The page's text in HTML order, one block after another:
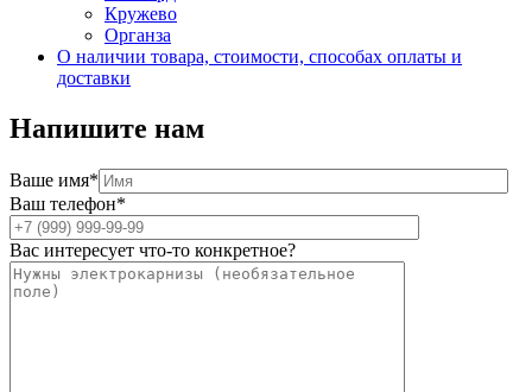
Кружево
Органза
О наличии товара, стоимости, способах оплаты и
доставки
Напишите нам
Ваше имя*
Ваш телефон*
Вас интересует что-то конкретное?